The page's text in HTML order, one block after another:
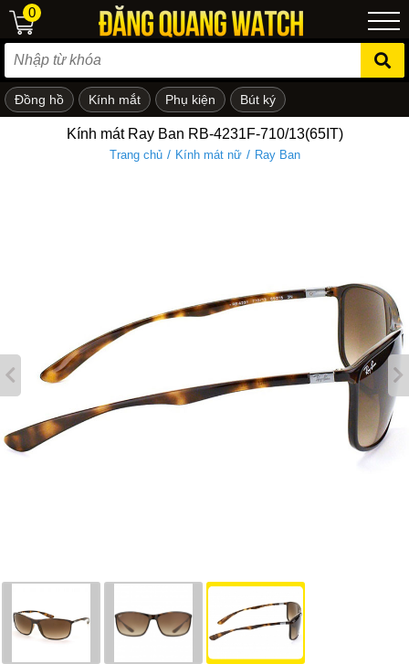
em
0
Đồng hồ Kính mắt Phụ kiện Bút ký
Kính mát Ray Ban RB-4231F-710/13(65IT)
Trang chủ / Kính mát nữ / Ray Ban